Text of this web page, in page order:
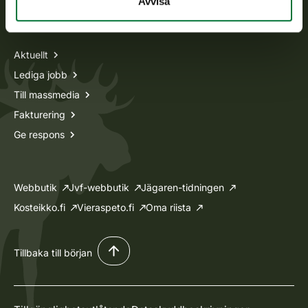
Information om oss
Aktuellt
Lediga jobb
Till massmedia
Fakturering
Ge respons
Webbutik Jvf-webbutik
Jägaren-tidningen
Kosteikko.fi
Vieraspeto.fi Oma riista
Tillbaka till början